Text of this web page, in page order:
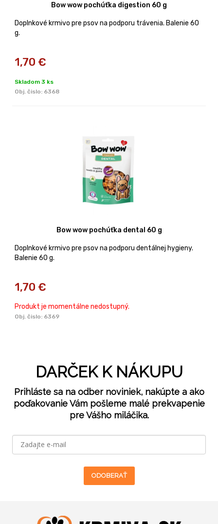
Bow wow pochúťka digestion 60 g
Doplnkové krmivo pre psov na podporu trávenia. Balenie 60
g.
1,70 €
Skladom 3 ks
Obj. čislo: 6368
Bow wow pochúťka dental 60 g
Doplnkové krmivo pre psov na podporu dentálnej hygieny.
Balenie 60 g.
1,70 €
Produkt je momentálne nedostupný.
Obj. čislo: 6369
DARČEK K NÁKUPU
Prihláste sa na odber noviniek, nakúpte a ako
poďakovanie Vám pošleme malé prekvapenie
pre Vášho miláčika.
ODOBERAŤ